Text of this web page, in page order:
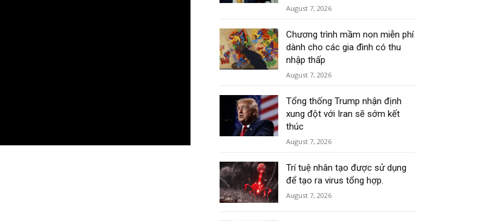
August 7, 2026
Chương trình mầm non miễn phí
dành cho các gia đình có thu
nhập thấp
August 7, 2026
Tổng thống Trump nhận định
xung đột với Iran sẽ sớm kết
thúc
August 7, 2026
Trí tuệ nhân tạo được sử dụng
để tạo ra virus tổng hợp.
August 7, 2026